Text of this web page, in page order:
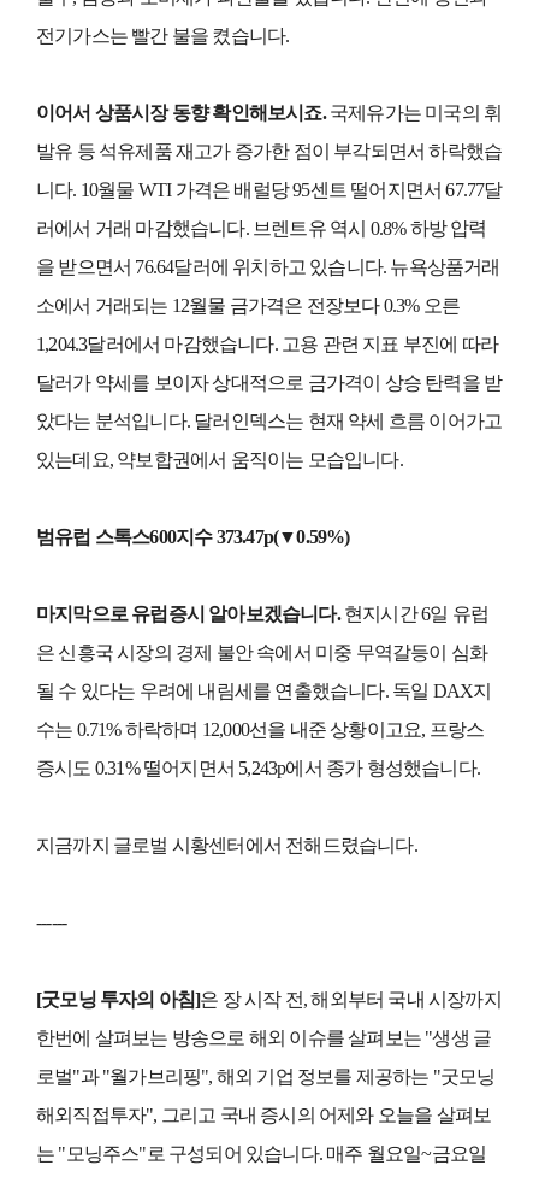
전기가스는 빨간 불을 켰습니다.
이어서 상품시장 동향 확인해보시죠.국제유가는 미국의 휘
발유 등 석유제품 재고가 증가한 점이 부각되면서 하락했습
니다. 10월물 WTI 가격은 배럴당 95센트 떨어지면서 67.77달
러에서 거래 마감했습니다. 브렌트유 역시 0.8% 하방 압력
을 받으면서 76.64달러에 위치하고 있습니다. 뉴욕상품거래
소에서 거래되는 12월물 금가격은 전장보다 0.3% 오른
1,204.3달러에서 마감했습니다. 고용 관련 지표 부진에 따라
달러가 약세를 보이자 상대적으로 금가격이 상승 탄력을 받
았다는 분석입니다. 달러인덱스는 현재 약세 흐름 이어가고
있는데요, 약보합권에서 움직이는 모습입니다.
범유럽 스톡스600지수 373.47p(▼0.59%)
마지막으로 유럽증시 알아보겠습니다.현지시간 6일 유럽
은 신흥국 시장의 경제 불안 속에서 미중 무역갈등이 심화
될 수 있다는 우려에 내림세를 연출했습니다. 독일 DAX지
수는 0.71% 하락하며 12,000선을 내준 상황이고요, 프랑스
증시도 0.31% 떨어지면서 5,243p에서 종가 형성했습니다.
지금까지 글로벌 시황센터에서 전해드렸습니다.
------
[굿모닝 투자의 아침]은 장 시작 전, 해외부터 국내 시장까지
한번에 살펴보는 방송으로 해외 이슈를 살펴보는 "생생 글
로벌"과 "월가브리핑", 해외 기업 정보를 제공하는 "굿모닝
해외직접투자", 그리고 국내 증시의 어제와 오늘을 살펴보
는 "모닝주스"로 구성되어 있습니다. 매주 월요일~금요일